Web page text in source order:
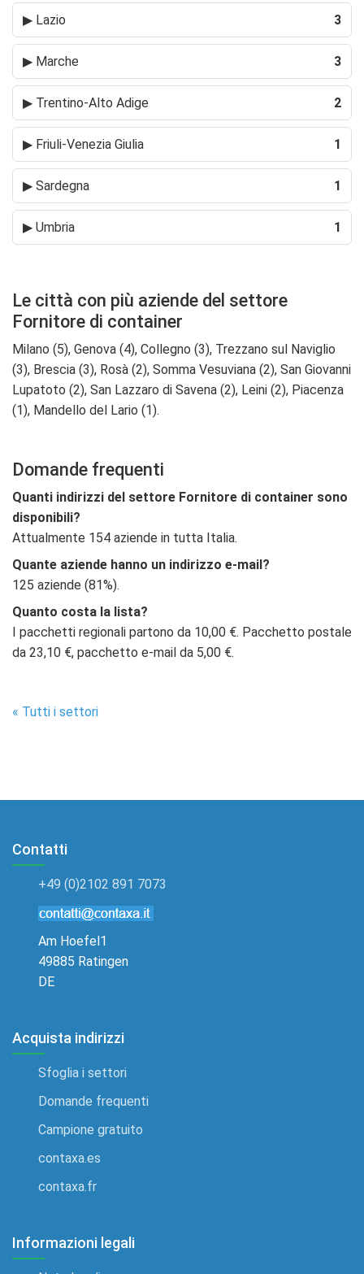
▶ Lazio 3
▶ Marche 3
▶ Trentino-Alto Adige 2
▶ Friuli-Venezia Giulia 1
▶ Sardegna 1
▶ Umbria 1
Le città con più aziende del settore
Fornitore di container
Milano (5), Genova (4), Collegno (3), Trezzano sul Naviglio
(3), Brescia (3), Rosà (2), Somma Vesuviana (2), San Giovanni
Lupatoto (2), San Lazzaro di Savena (2), Leini (2), Piacenza
(1), Mandello del Lario (1).
Domande frequenti
Quanti indirizzi del settore Fornitore di container sono
disponibili?
Attualmente 154 aziende in tutta Italia.
Quante aziende hanno un indirizzo e-mail?
125 aziende (81%).
Quanto costa la lista?
I pacchetti regionali partono da 10,00 €. Pacchetto postale
da 23,10 €, pacchetto e-mail da 5,00 €.
« Tutti i settori
Contatti
+49 (0)2102 891 7073
Am Hoefel1
49885 Ratingen
DE
Acquista indirizzi
Sfoglia i settori
Domande frequenti
Campione gratuito
contaxa.es
contaxa.fr
Informazioni legali